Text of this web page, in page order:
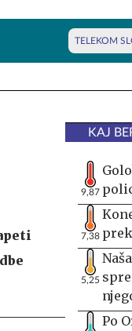
TELEKOM
KAJ
9,87
7,38
5,25
Po